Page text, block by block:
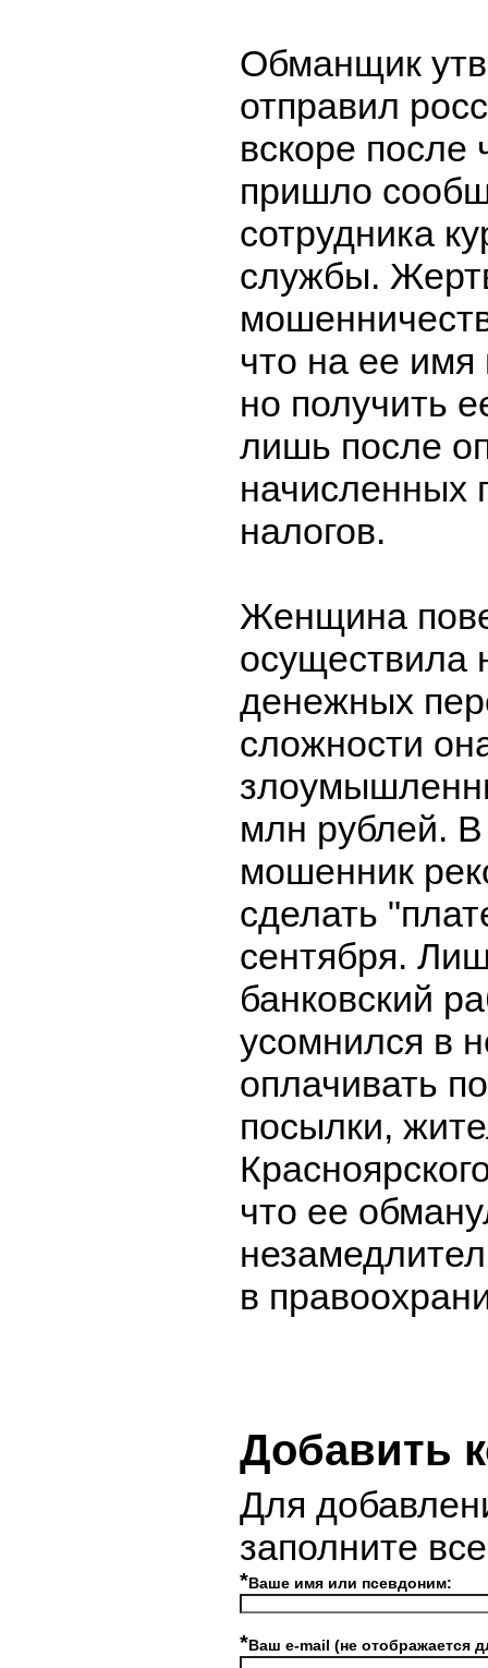
Обманщик
отправил
вскоре
пришло
сотрудника
службы.
что на ее
но получить
лишь после
начисленных
налогов.
Женщина
осуществила
денежных
сложности
млн рублей.
мошенник
сделать
сентября.
банковский
усомнился в
оплачивать
посылки,
что ее
в
Добавить
Для
заполните
*Ваше имя или псевдоним:
*Ваш e-mail (не отображается